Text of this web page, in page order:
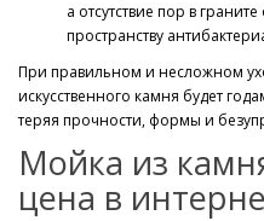
а отсутствие пор в
пространству
При правильном и несложном
искусственного камня будет
теряя прочности, формы и
Мойка из
цена в